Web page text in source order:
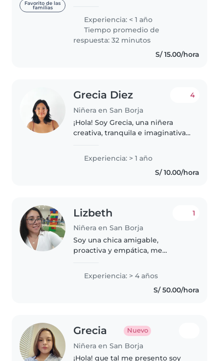
Favorito de las
familias
estudios. Soy una persona muy
activa, divertida y responsable.
Me encantan los niños..
Experiencia: < 1 año
Tiempo promedio de
respuesta: 32 minutos
S/ 15.00/hora
Grecia Diez
Niñera en San Borja
4
¡Hola! Soy Grecia, una niñera
creativa, tranquila e imaginativa
cuidando niños en edad
preescolar y escolar, sobretodo
Experiencia: > 1 año
S/ 10.00/hora
Lizbeth
Niñera en San Borja
1
Soy una chica amigable,
proactiva y empática, me
enseñarles jugar con ellos. Mi
carrera me ha enseñado a
Experiencia: > 4 años
S/ 50.00/hora
Grecia Nuevo
Niñera en San Borja
¡Hola! que tal me presento soy